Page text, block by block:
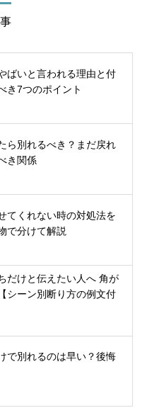
ばいと言われる理由と付
き7つのポイント
ら別れるべき？まだ戻れ
き関係
てくれない時の対処法を
で分けて解説
だけと伝えたい人へ 角が
シーン別断り方の例文付
で別れるのは早い？後悔